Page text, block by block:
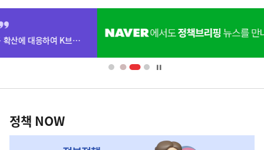
히
단
배
영
책
NOW,
정책 NOW